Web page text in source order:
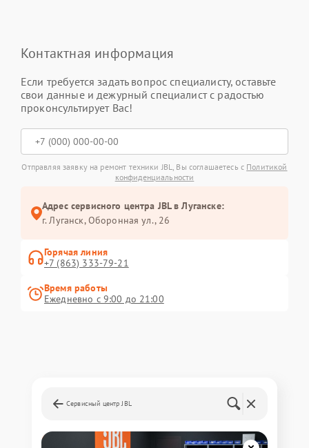
Контактная информация
Если требуется задать вопрос специалисту, оставьте
свои данные и дежурный специалист с радостью
проконсультирует Вас!
Отправляя заявку на ремонт техники JBL, Вы соглашаетесь с Политикой
конфиденциальности
Адрес сервисного центра JBL в Луганске:
г. Луганск, Оборонная ул., 26
Горячая линия
+7 (863) 333-79-21
Время работы
Ежедневно с 9:00 до 21:00
Сервисный центр JBL